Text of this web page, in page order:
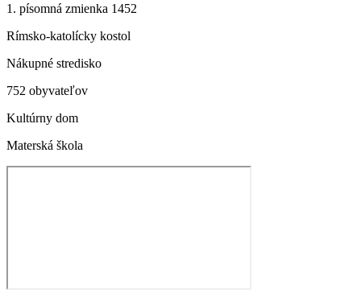
1. písomná zmienka 1452
Rímsko-katolícky kostol
Nákupné stredisko
752 obyvateľov
Kultúrny dom
Materská škola